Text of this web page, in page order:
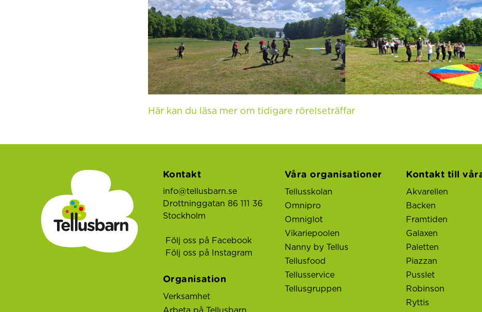
Här kan du läsa mer om tidigare rörelseträffar
Kontakt
info@tellusbarn.se
Drottninggatan 86 111 36
Stockholm
Följ oss på Facebook
Följ oss på Instagram
Organisation
Verksamhet
Våra organisationer
Tellusskolan
Omnipro
Omniglot
Vikariepoolen
Nanny by Tellus
Tellusfood
Tellusservice
Tellusgruppen
Kontakt till
Akvarellen
Backen
Framtiden
Galaxen
Paletten
Piazzan
Pusslet
Robinson
Ryttis